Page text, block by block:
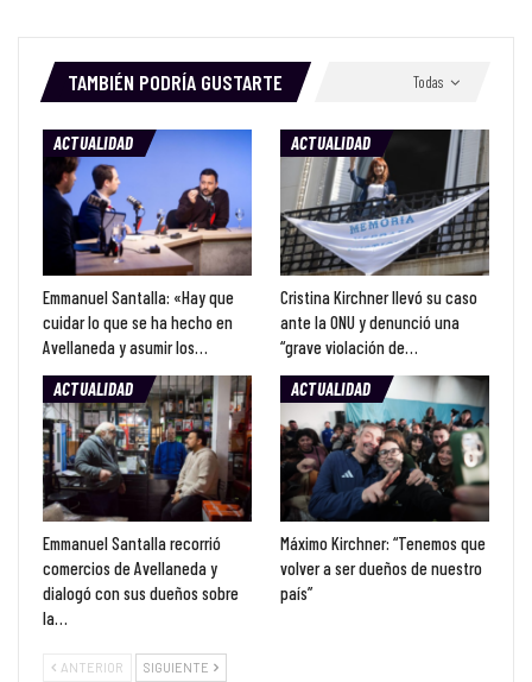
Todas
TAMBIÉN PODRÍA GUSTARTE
ACTUALIDAD
Emmanuel Santalla: «Hay que
cuidar lo que se ha hecho en
Avellaneda y asumir los…
ACTUALIDAD
Cristina Kirchner llevó su caso
ante la ONU y denunció una
“grave violación de…
ACTUALIDAD
Emmanuel Santalla recorrió
comercios de Avellaneda y
dialogó con sus dueños sobre
la…
ACTUALIDAD
Máximo Kirchner: “Tenemos que
volver a ser dueños de nuestro
país”
ANTERIOR SIGUIENTE